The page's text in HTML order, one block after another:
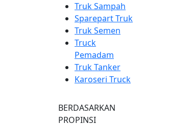
Truk Sampah
Sparepart Truk
Truk Semen
Truck
Pemadam
Truk Tanker
Karoseri Truck
BERDASARKAN
PROPINSI